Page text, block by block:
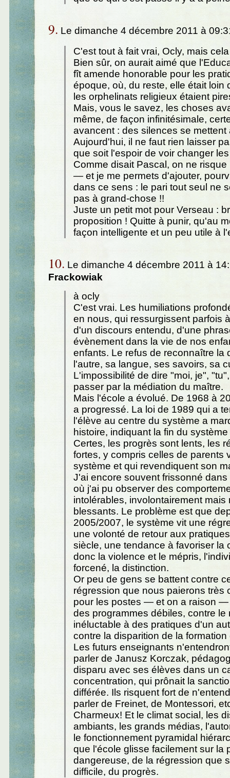
9. Le dimanche 4 décembre 2011 à
C'est tout à fait vrai, Ocly, mais
Bien sûr, on aurait aimé que
fît amende honorable pour les
époque, où, du reste, elle était loin
les orphelinats religieux étaient
Mais, vous le savez, les choses
même, de façon infinitésimale,
avancent : des silences se mettent
Aujourd'hui, il ne faut rien laisser
que soit l'espoir de voir changer
Comme disait Pascal, on ne risque
— et je me permets d'ajouter,
dans ce sens : le pari tout seul ne
pas à grand-chose !!
Juste un petit mot pour Verseau :
proposition ! Quitte à punir, qu'au
façon intelligente et un peu utile à
10. Le dimanche 4 décembre 2011 à
Frackowiak
à ocly
C'est vrai. Les humiliations
en nous, qui ressurgissent parfois
d'un discours entendu, d'une
évènement dans la vie de nos
enfants. Le refus de reconnaître la
l'autre, sa langue, ses savoirs, sa
L'impossibilité de dire "moi, je",
passer par la médiation du maître.
Mais l'école a évolué. De 1968 à
a progressé. La loi de 1989 qui a
l'élève au centre du système a
histoire, indiquant la fin du
Certes, les progrès sont lents, les
fortes, y compris celles de parents
système et qui revendiquent son
J'ai encore souvent frissonné
où j'ai pu observer des
intolérables, involontairement mais
blessants. Le problème est que
2005/2007, le système vit une
une volonté de retour aux
siècle, une tendance à favoriser la
donc la violence et le mépris,
forcené, la distinction.
Or peu de gens se battent contre
régression que nous paierons très
pour les postes — et on a raison —
des programmes débiles, contre le
inéluctable à des pratiques d'un
contre la disparition de la
Les futurs enseignants
parler de Janusz Korczak,
disparu avec ses élèves dans un
concentration, qui prônait la
différée. Ils risquent fort de
parler de Freinet, de Montessori,
Charmeux! Et le climat social, les
ambiants, les grands médias,
le fonctionnement pyramidal
que l'école glisse facilement sur la
dangereuse, de la régression que
difficile, du progrès.